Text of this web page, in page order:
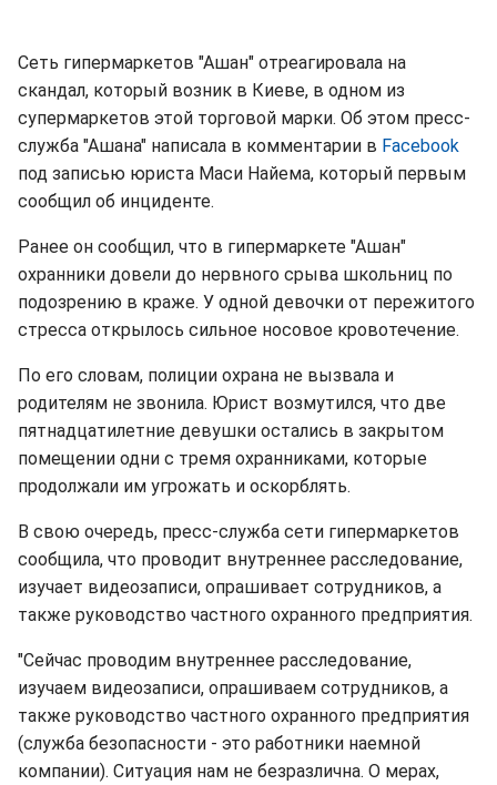
Сеть гипермаркетов "Ашан" отреагировала на
скандал, который возник в Киеве, в одном из
супермаркетов этой торговой марки. Об этом пресс-
служба "Ашана" написала в комментарии в Facebook
под записью юриста Маси Найема, который первым
сообщил об инциденте.
Ранее он сообщил, что в гипермаркете "Ашан"
охранники довели до нервного срыва школьниц по
подозрению в краже. У одной девочки от пережитого
стресса открылось сильное носовое кровотечение.
По его словам, полиции охрана не вызвала и
родителям не звонила. Юрист возмутился, что две
пятнадцатилетние девушки остались в закрытом
помещении одни с тремя охранниками, которые
продолжали им угрожать и оскорблять.
В свою очередь, пресс-служба сети гипермаркетов
сообщила, что проводит внутреннее расследование,
изучает видеозаписи, опрашивает сотрудников, а
также руководство частного охранного предприятия.
"Сейчас проводим внутреннее расследование,
изучаем видеозаписи, опрашиваем сотрудников, а
также руководство частного охранного предприятия
(служба безопасности - это работники наемной
компании). Ситуация нам не безразлична. О мерах,